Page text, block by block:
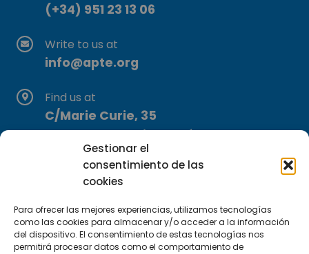
Gestionar el
consentimiento de las
cookies
Para ofrecer las mejores experiencias, utilizamos tecnologías
como las cookies para almacenar y/o acceder a la información
del dispositivo. El consentimiento de estas tecnologías nos
permitirá procesar datos como el comportamiento de
(+34) 951 23 13 06
Write to us at
info@apte.org
Find us at
C/Marie Curie, 35
29590 Campanillas, Málaga
Subscribe to our Newsletter